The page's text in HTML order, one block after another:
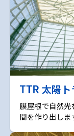
TTR 太陽
膜屋根で自然
間を作り出しま